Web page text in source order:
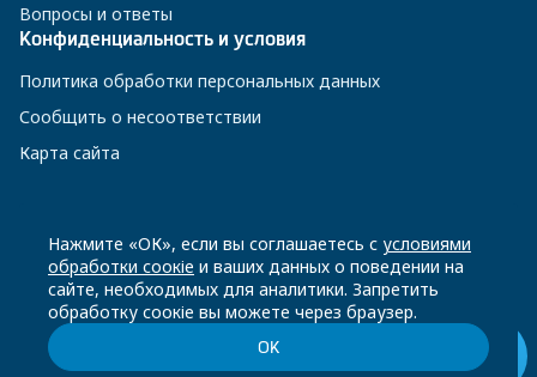
Вопросы и ответы
Конфиденциальность и условия
Политика обработки персональных данных
Сообщить о несоответствии
Карта сайта
8 800 200-23-56
Чат-бот в Телеграм
Нажмите «ОК», если вы соглашаетесь с условиями
обработки соокіе и ваших данных о поведении на
сайте, необходимых для аналитики. Запретить
обработку соокіе вы можете через браузер.
ОК